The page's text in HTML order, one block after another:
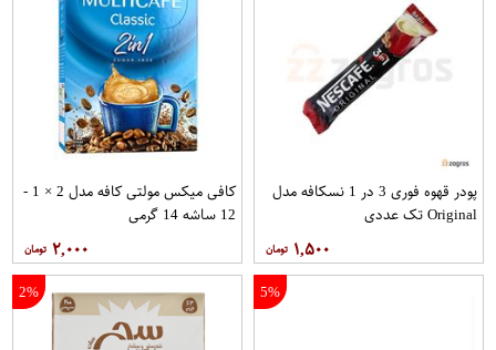
پودر قهوه فوری 3 در 1 نسکافه مدل
Original تک عددی
۱,۵۰۰
کافی میکس مولتی کافه مدل 2 × 1 -
12 ساشه 14 گرمی
۲,۰۰۰
5%
2%